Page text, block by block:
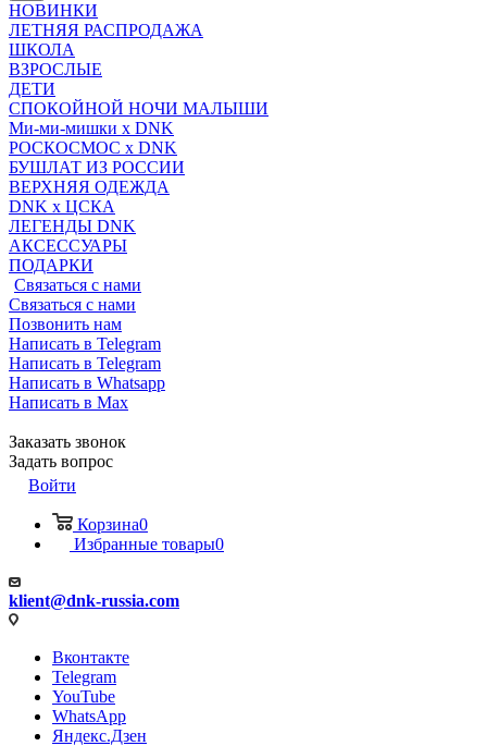
НОВИНКИ
ЛЕТНЯЯ РАСПРОДАЖА
ШКОЛА
ВЗРОСЛЫЕ
ДЕТИ
СПОКОЙНОЙ НОЧИ МАЛЫШИ
Ми-ми-мишки x DNK
РОСКОСМОС x DNK
БУШЛАТ ИЗ РОССИИ
ВЕРХНЯЯ ОДЕЖДА
DNK x ЦСКА
ЛЕГЕНДЫ DNK
АКСЕССУАРЫ
ПОДАРКИ
Связаться с нами
Связаться с нами
Позвонить нам
Написать в Telegram
Написать в Telegram
Написать в Whatsapp
Написать в Max
Заказать звонок
Задать вопрос
Войти
Корзина0
Избранные товары0
klient@dnk-russia.com
Вконтакте
Telegram
YouTube
WhatsApp
Яндекс.Дзен